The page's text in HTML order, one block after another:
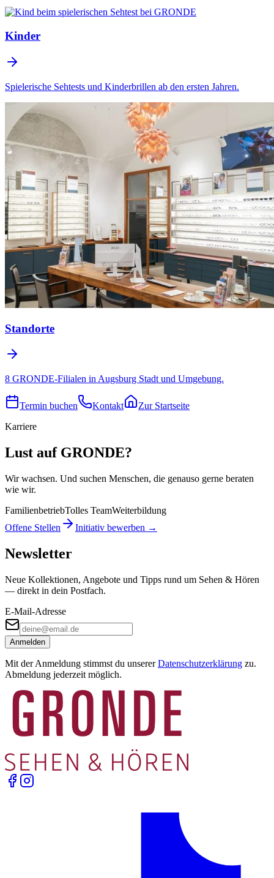
Kinder
Spielerische Sehtests und Kinderbrillen ab den ersten Jahren.
Standorte
8 GRONDE-Filialen in Augsburg Stadt und Umgebung.
Termin buchen Kontakt
Zur Startseite
Karriere
Lust auf GRONDE?
Wir wachsen. Und suchen Menschen, die genauso gerne beraten
wie wir.
FamilienbetriebTolles TeamWeiterbildung
Offene Stellen
Initiativ bewerben →
Newsletter
Neue Kollektionen, Angebote und Tipps rund um Sehen & Hören
— direkt in dein Postfach.
E-Mail-Adresse
Anmelden
Mit der Anmeldung stimmst du unserer Datenschutzerklärung zu.
Abmeldung jederzeit möglich.